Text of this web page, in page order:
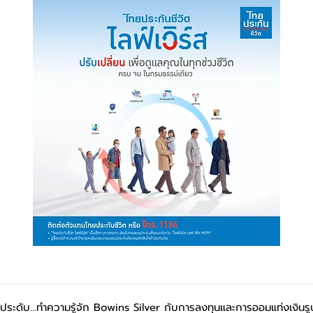
ระดับ...ทำความรู้จัก Bowins Silver กับการลงทุนและการออมแท่งเงิน